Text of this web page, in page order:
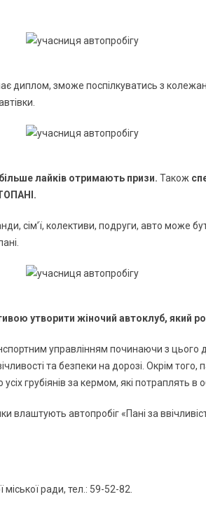
диплом, зможе поспілкуватись з
лайків отримають призи. Також
сім’ї, колективи, подруги, авто може
утворити жіночий автоклуб, який
управлінням починаючи з цього
та безпеки на дорозі. Окрім того,
грубіянів за кермом, які потраплять в
міської ради, тел.: 59-52-82.